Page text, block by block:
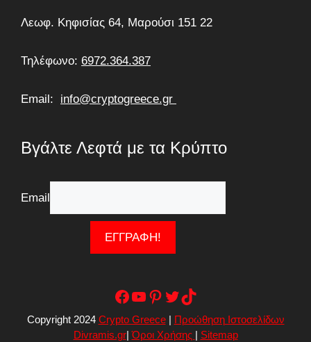
Λεωφ. Κηφισίας 64, Μαρούσι 151 22
Τηλέφωνο: 6972.364.387
Email: info@cryptogreece.gr
Βγάλτε Λεφτά με τα Κρύπτο
Email
Facebook
YouTube
Pinterest
Twitter
TikTok
Copyright 2024 Crypto Greece| Προώθηση Ιστοσελίδων
Divramis.gr|Όροι Χρήσης | Sitemap